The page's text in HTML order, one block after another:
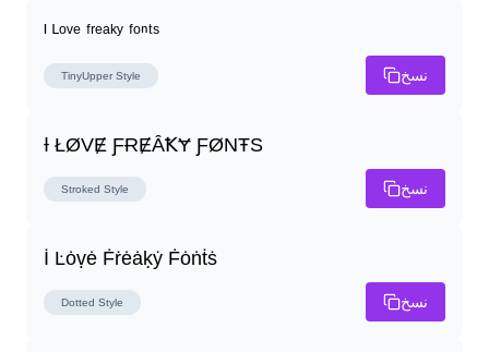
ᴵ ᴸᵒᵛᵉ ᶠʳᵉᵃᵏʸ ᶠᵒⁿᵗˢ
TinyUpper Style نسخ
Ɨ ŁØVɆ ƑɌɆȂꝀɎ ƑØNŦS
Stroked Style نسخ
İ Ŀȯṿė Ḟṙėȧḳẏ Ḟȯṅṫṡ
Dotted Style نسخ